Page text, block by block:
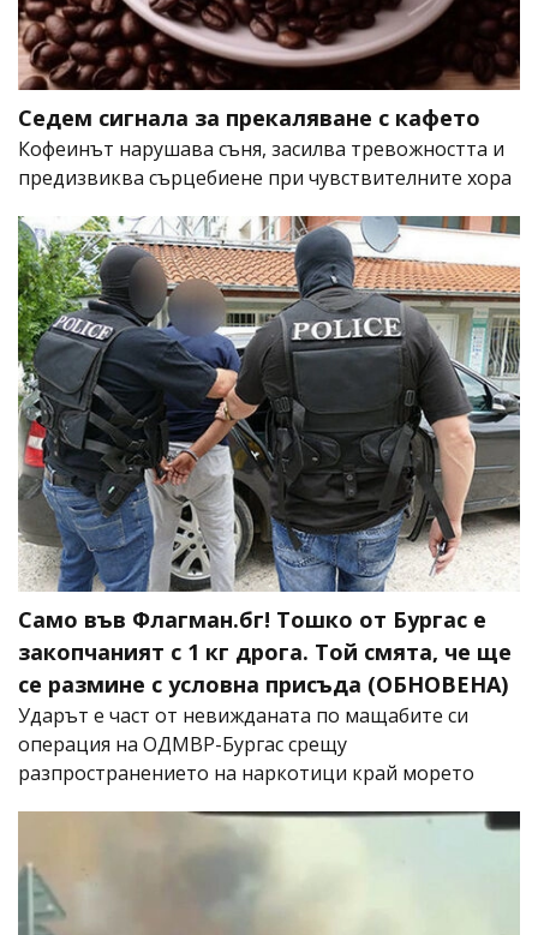
Седем сигнала за прекаляване с кафето
Кофеинът нарушава съня, засилва тревожността и
предизвиква сърцебиене при чувствителните хора
Само във Флагман.бг! Тошко от Бургас е
закопчаният с 1 кг дрога. Той смята, че ще
се размине с условна присъда (ОБНОВЕНА)
Ударът е част от невижданата по мащабите си
операция на ОДМВР-Бургас срещу
разпространението на наркотици край морето